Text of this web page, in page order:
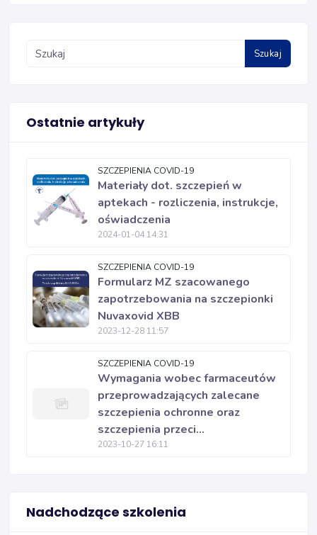
Szukaj
Ostatnie artykuły
SZCZEPIENIA COVID-19
Materiały dot. szczepień w
aptekach - rozliczenia, instrukcje,
oświadczenia
2024-01-04 14:31
SZCZEPIENIA COVID-19
Formularz MZ szacowanego
zapotrzebowania na szczepionki
Nuvaxovid XBB
2023-12-28 11:57
SZCZEPIENIA COVID-19
Wymagania wobec farmaceutów
przeprowadzających zalecane
szczepienia ochronne oraz
szczepienia przeci...
2023-10-27 16:11
Nadchodzące szkolenia